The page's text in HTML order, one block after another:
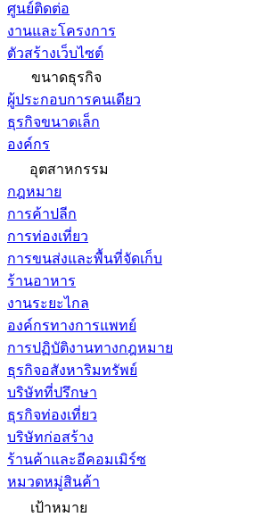
ศูนย์ติดต่อ
งานและโครงการ
ตัวสร้างเว็บไซต์
ขนาดธุรกิจ
ผู้ประกอบการคนเดียว
ธุรกิจขนาดเล็ก
องค์กร
อุตสาหกรรม
กฎหมาย
การค้าปลีก
การท่องเที่ยว
การขนส่งและพื้นที่จัดเก็บ
ร้านอาหาร
งานระยะไกล
องค์กรทางการแพทย์
การปฏิบัติงานทางกฎหมาย
ธุรกิจอสังหาริมทรัพย์
บริษัทที่ปรึกษา
ธุรกิจท่องเที่ยว
บริษัทก่อสร้าง
ร้านค้าและอีคอมเมิร์ซ
หมวดหมู่สินค้า
เป้าหมาย